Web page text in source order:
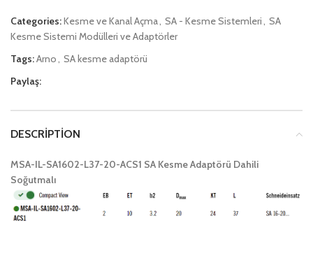
Categories:Kesme ve Kanal Açma, SA - Kesme Sistemleri, SA
Kesme Sistemi Modülleri ve Adaptörler
Tags:Arno, SA kesme adaptörü
Paylaş:
DESCRIPTION
MSA-IL-SA1602-L37-20-ACS1 SA Kesme Adaptörü Dahili
Soğutmalı